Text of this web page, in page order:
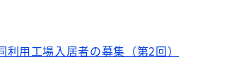
用工場入居者の募集（第2回）